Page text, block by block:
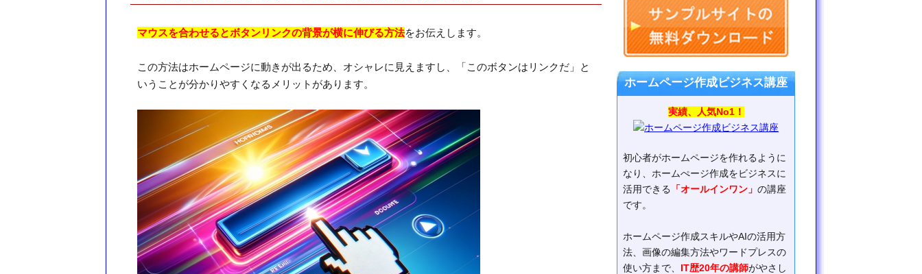
マウスを合わせるとボタンリンクの背景が横に伸びる方法をお伝えします。
この方法はホームページに動きが出るため、オシャレに見えますし、「このボタンはリンクだ」と
いうことが分かりやすくなるメリットがあります。
ホームページ作成ビジネス講座
実績、人気No1！
初心者がホームページを作れるように
なり、ホームぺージ作成をビジネスに
活用できる 「オールインワン」 の講座
です。
ホームページ作成スキルやAIの活用方
法、画像の編集方法やワードプレスの
使い方まで、 IT歴20年の講師がやさし